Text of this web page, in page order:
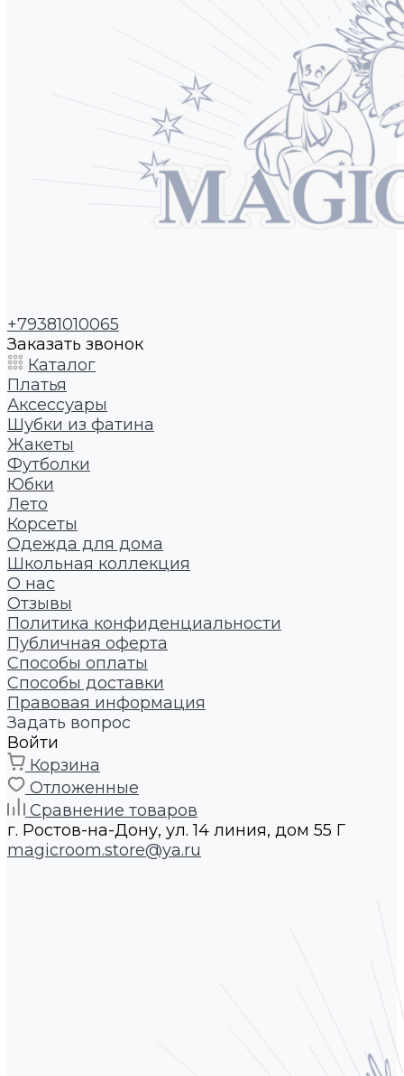
+79381010065
Заказать звонок
Каталог
Платья
Аксессуары
Шубки из фатина
Жакеты
Футболки
Юбки
Лето
Корсеты
Одежда для дома
Школьная коллекция
О нас
Отзывы
Политика конфиденциальности
Публичная оферта
Способы оплаты
Способы доставки
Правовая информация
Задать вопрос
Войти
Корзина
Отложенные
Сравнение товаров
г. Ростов-на-Дону, ул. 14 линия, дом 55 Г
magicroom.store@ya.ru